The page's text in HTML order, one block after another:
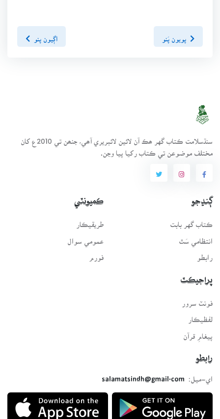
پويون پَنو اڳيون پنو
سنڌسلامت ڪتاب گهر ھڪ آن لائين لائبريري آھي، جنھن تي 2010ع کان
مختلف موضوعن تي ڪتاب رکيا پيا وڃن.
ڳنڍجو
ڪتاب گهر بابت
انتظامي سَٿ
رابطو
ڪميونٽي
طريقيڪار
عمومي سوال
فورم
پراجيڪٽ
لفظيڪار
پيغامِ قرآن
رابطو
اي-ميل:
salamatsindh@gmail.com